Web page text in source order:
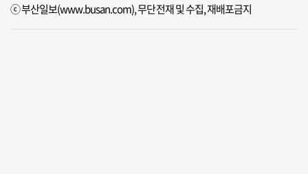
ⓒ 부산일보(www.busan.com), 무단전재 및 수집, 재배포금지